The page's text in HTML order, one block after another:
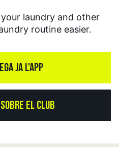
laundry and other
routine easier.
JA L'APP
EL CLUB